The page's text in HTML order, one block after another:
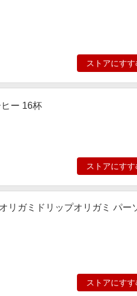
ストアにすす
ー 16杯
ストアにすす
リガミドリップオリガミ パー
ストアにすす